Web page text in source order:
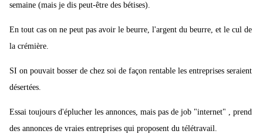
semaine (mais je dis peut-être des bétises).
En tout cas on ne peut pas avoir le beurre, l'argent du beurre, et le cul de
la crémière.
SI on pouvait bosser de chez soi de façon rentable les entreprises seraient
désertées.
Essai toujours d'éplucher les annonces, mais pas de job "internet" , prend
des annonces de vraies entreprises qui proposent du télétravail.